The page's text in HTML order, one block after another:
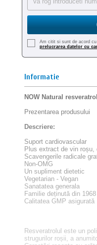
Am citit si sunt de acord cu
prelucrarea datelor cu
Informatie
NOW Natural
Prezentarea produsului
Descriere:
Suport cardiovascular
Plus extract de vin
Scavengerile radicale
Non-OMG
Un supliment dietetic
Vegetarian - Vegan
Sanatatea generala
Familie deținută din 1968
Calitatea GMP asigurată
Resveratrolul este un
strugurilor roșii, a